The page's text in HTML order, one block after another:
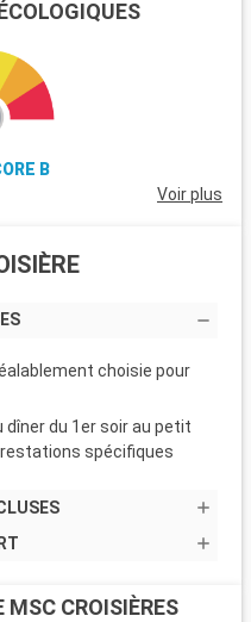
B
Voir plus
choisie pour
dîner du 1er soir au petit
spécifiques
CROISIÈRES